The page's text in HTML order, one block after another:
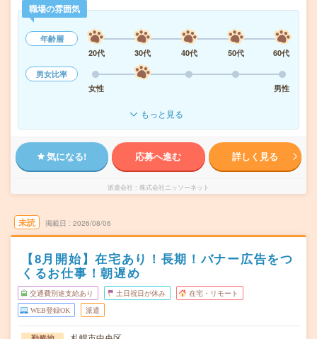
職場の雰囲気
年齢層
20代
30代 40代 50代
60代
男女比率
女性
男性
もっと見る
気になる! 応募へ進む 詳しく見る
派遣会社 株式会社ニッソーネット
未読 掲載日 2026/08/06
【8月開始】在宅あり！長期！バナー広告をつ
くるお仕事！朝遅め
交通費別途支給あり 土日祝日が休み 在宅・リモート
WEB登録OK 派遣